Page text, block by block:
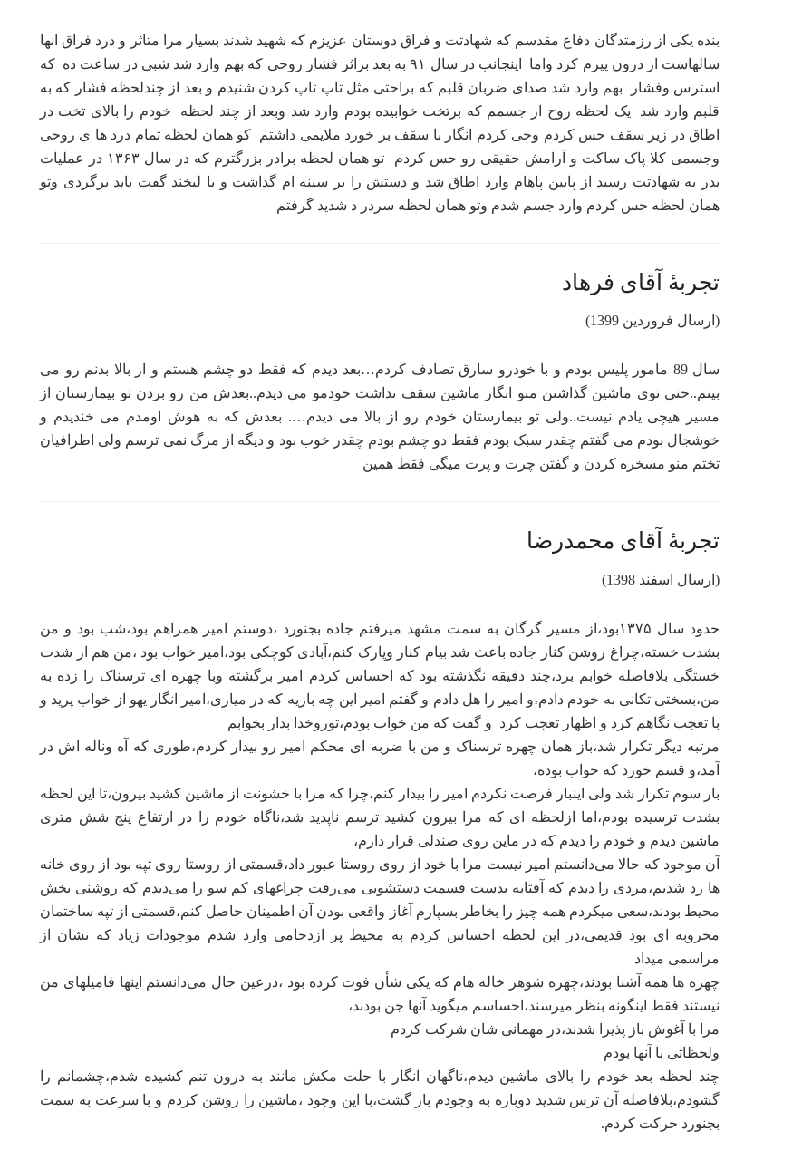
بنده یکی از رزمتدگان دفاع مقدسم که شهادتت و فراق دوستان عزیزم که شهید شدند بسیار مرا متاثر و درد فراق انها
سالهاست از درون پیرم کرد واما اینجانب در سال ۹۱ به بعد براثر فشار روحی که بهم وارد شد شبی در ساعت ده که
استرس وفشار بهم وارد شد صدای ضربان قلبم که براحتی مثل تاپ تاپ کردن شنیدم و بعد از چندلحظه فشار که به
قلبم وارد شد یک لحظه روح از جسمم که برتخت خوابیده بودم وارد شد وبعد از چند لحظه خودم را بالای تخت در
اطاق در زیر سقف حس کردم وحی کردم انگار با سقف بر خورد ملایمی داشتم کو همان لحظه تمام درد ها ی روحی
وجسمی کلا پاک ساکت و آرامش حقیقی رو حس کردم تو همان لحظه برادر بزرگترم که در سال ۱۳۶۳ در عملیات
بدر به شهادتت رسید از پایین پاهام وارد اطاق شد و دستش را بر سینه ام گذاشت و با لبخند گفت باید برگردی وتو
همان لحظه حس کردم وارد جسم شدم وتو همان لحظه سردر د شدید گرفتم
تجربۀ آقای فرهاد
(ارسال فروردین 1399)
سال 89 مامور پلیس بودم و با خودرو سارق تصادف کردم…بعد دیدم که فقط دو چشم هستم و از بالا بدنم رو می
بینم..حتی توی ماشین گذاشتن منو انگار ماشین سقف نداشت خودمو می دیدم..بعدش من رو بردن تو بیمارستان از
مسیر هیچی یادم نیست..ولی تو بیمارستان خودم رو از بالا می دیدم…. بعدش که به هوش اومدم می خندیدم و
خوشجال بودم می گفتم چقدر سبک بودم فقط دو چشم بودم چقدر خوب بود و دیگه از مرگ نمی ترسم ولی اطرافیان
تختم منو مسخره کردن و گفتن چرت و پرت میگی فقط همین
تجربۀ آقای محمدرضا
(ارسال اسفند 1398)
حدود سال ۱۳۷۵بود،از مسیر گرگان به سمت مشهد میرفتم جاده بجنورد ،دوستم امیر همراهم بود،شب بود و من
بشدت خسته،چراغ روشن کنار جاده باعث شد بیام کنار وپارک کنم،آبادی کوچکی بود،امیر خواب بود ،من هم از شدت
خستگی بلافاصله خوابم برد،چند دقیقه نگذشته بود که احساس کردم امیر برگشته وبا چهره ای ترسناک را زده به
من،بسختی تکانی به خودم دادم،و امیر را هل دادم و گفتم امیر این چه بازیه که در میاری،امیر انگار یهو از خواب پرید و
با تعجب نگاهم کرد و اظهار تعجب کرد و گفت که من خواب بودم،توروخدا بذار بخوابم
مرتبه دیگر تکرار شد،باز همان چهره ترسناک و من با ضربه ای محکم امیر رو بیدار کردم،طوری که آه وناله اش در
آمد،و قسم خورد که خواب بوده،
بار سوم تکرار شد ولی اینبار فرصت نکردم امیر را بیدار کنم،چرا که مرا با خشونت از ماشین کشید بیرون،تا این لحظه
بشدت ترسیده بودم،اما ازلحظه ای که مرا بیرون کشید ترسم ناپدید شد،ناگاه خودم را در ارتفاع پنج شش متری
ماشین دیدم و خودم را دیدم که در ماین روی صندلی قرار دارم،
آن موجود که حالا می‌دانستم امیر نیست مرا با خود از روی روستا عبور داد،قسمتی از روستا روی تپه بود از روی خانه
ها رد شدیم،مردی را دیدم که آفتابه بدست قسمت دستشویی می‌رفت چراغهای کم سو را می‌دیدم که روشنی بخش
محیط بودند،سعی میکردم همه چیز را بخاطر بسپارم آغاز واقعی بودن آن اطمینان حاصل کنم،قسمتی از تپه ساختمان
مخروبه ای بود قدیمی،در این لحظه احساس کردم به محیط پر ازدحامی وارد شدم موجودات زیاد که نشان از
مراسمی میداد
چهره ها همه آشنا بودند،چهره شوهر خاله هام که یکی شأن فوت کرده بود ،درعین حال می‌دانستم اینها فامیلهای من
نیستند فقط اینگونه بنظر میرسند،احساسم میگوید آنها جن بودند،
مرا با آغوش باز پذیرا شدند،در مهمانی شان شرکت کردم
ولحظاتی با آنها بودم
چند لحظه بعد خودم را بالای ماشین دیدم،ناگهان انگار با حلت مکش مانند به درون تنم کشیده شدم،چشمانم را
گشودم،بلافاصله آن ترس شدید دوباره به وجودم باز گشت،با این وجود ،ماشین را روشن کردم و با سرعت به سمت
بجنورد حرکت کردم.